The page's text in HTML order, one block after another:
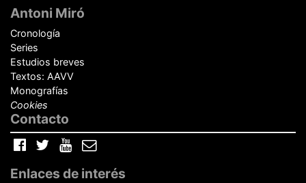
de
página
Antoni Miró
Cronología
Series
Estudios breves
Textos: AAVV
Monografías
Cookies
Contacto
Facebook
TwitterYouTubeCorreo
Enlaces de interés